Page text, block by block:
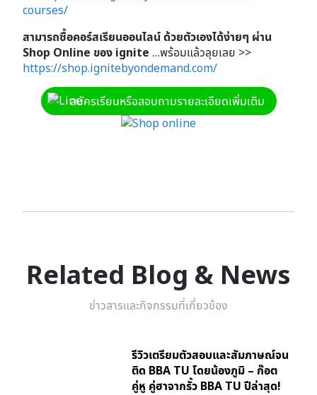
courses/
สามารถซื้อคอร์สเรียนออนไลน์ ด้วยตัวเองได้ง่ายๆ ผ่าน
Shop Online ของ ignite …พร้อมแล้วลุยเลย >>
https://shop.ignitebyondemand.com/
สมัครเรียนหรือสอบถามรายละเอียดเพิ่มเติม
Related Blog & News
ข่าวสารและกิจกรรมที่เกี่ยวข้อง
รีวิวเตรียมตัวสอบและสัมภาษณ์จน
ติด BBA TU โดยน้องภูมิ – ก๊อต
คู่หู คู่ฮาจากรั้ว BBA TU ปีล่าสุด!